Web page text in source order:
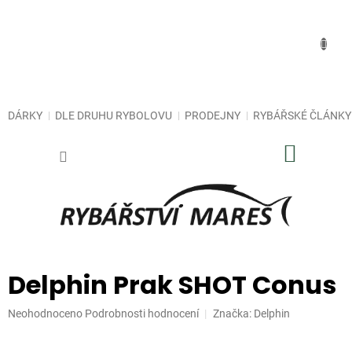
DÁRKY DLE DRUHU RYBOLOVU PRODEJNY RYBÁŘSKÉ ČLÁNKY
Delphin Prak SHOT Conus
Průměrné
Neohodnoceno Podrobnosti hodnocení Značka: Delphin